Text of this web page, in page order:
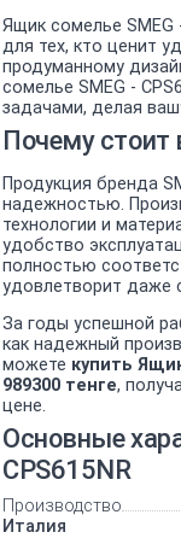
Ящик сомелье SMEG
для тех, кто ценит
продуманному
сомелье SMEG -
задачами, делая
Почему стоит
Продукция бренда
надежностью.
технологии и
удобство
полностью
удовлетворит даже
За годы успешной
как надежный
можете купить
989300 тенге,
цене.
Основные
CPS615NR
Производство
Италия